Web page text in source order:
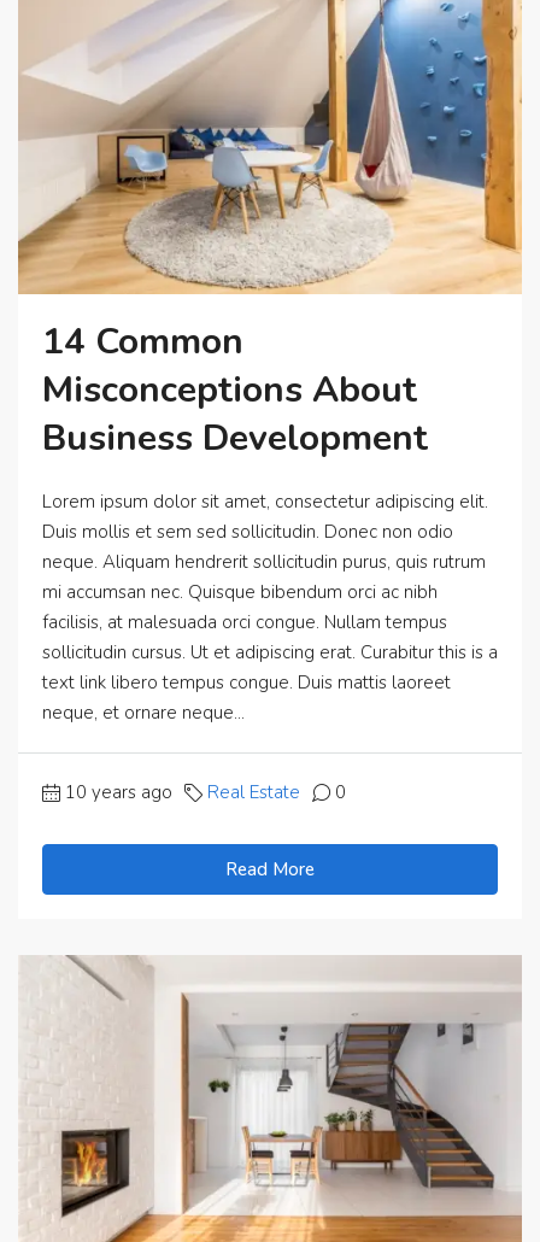
14 Common
Misconceptions About
Business Development
Lorem ipsum dolor sit amet, consectetur adipiscing elit.
Duis mollis et sem sed sollicitudin. Donec non odio
neque. Aliquam hendrerit sollicitudin purus, quis rutrum
mi accumsan nec. Quisque bibendum orci ac nibh
facilisis, at malesuada orci congue. Nullam tempus
sollicitudin cursus. Ut et adipiscing erat. Curabitur this is a
text link libero tempus congue. Duis mattis laoreet
neque, et ornare neque...
10 years ago Real Estate 0
Read More